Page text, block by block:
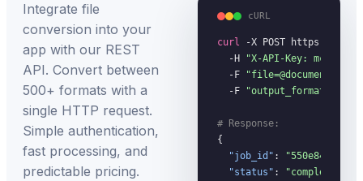
Integrate file
conversion into your
app with our REST
API. Convert between
500+ formats with a
single HTTP request.
Simple authentication,
fast processing, and
predictable pricing.
cURL
curl -X POST https://
  -H
"X-API-Key:
  -F
"file=@document.pdf"
  -F
"output_format=docx"
# Response:
{
"job_id" :
"550e8400-
"status" :
"completed"